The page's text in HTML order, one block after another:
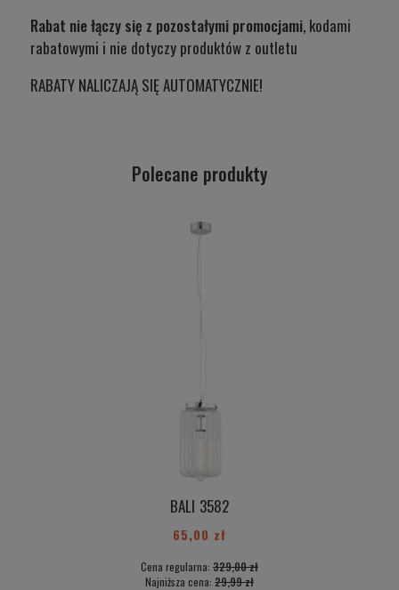
Rabat nie łączy się z pozostałymi promocjami, kodami
rabatowymi i nie dotyczy produktów z outletu
RABATY NALICZAJĄ SIĘ AUTOMATYCZNIE!
Polecane produkty
BALI 3582
65,00 zł
Cena regularna: 329,00 zł
Najniższa cena: 29,99 zł